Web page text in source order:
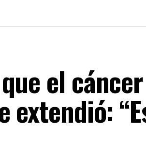
el cáncer
extendió: